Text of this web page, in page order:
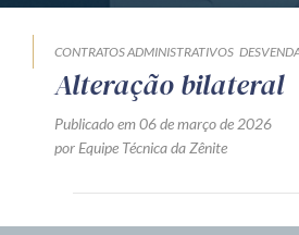
CONTRATOS ADMINISTRATIVOS
Alteração bilateral
Publicado em 06 de março de 2026
por Equipe Técnica da Zênite